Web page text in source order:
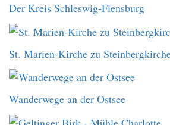
Der Kreis Schleswig-Flensburg
St. Marien-Kirche zu
Wanderwege an der Ostsee